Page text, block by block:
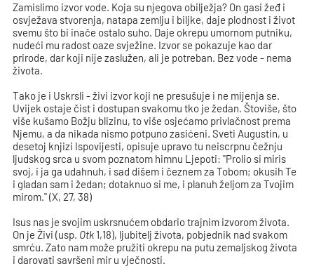
Zamislimo izvor vode. Koja su njegova obilježja? On gasi žeđ i
osvježava stvorenja, natapa zemlju i biljke, daje plodnost i život
svemu što bi inače ostalo suho. Daje okrepu umornom putniku,
nudeći mu radost oaze svježine. Izvor se pokazuje kao dar
prirode, dar koji nije zaslužen, ali je potreban. Bez vode - nema
života.
Tako je i Uskrsli - živi izvor koji ne presušuje i ne mijenja se.
Uvijek ostaje čist i dostupan svakomu tko je žedan. Štoviše, što
više kušamo Božju blizinu, to više osjećamo privlačnost prema
Njemu, a da nikada nismo potpuno zasićeni. Sveti Augustin, u
desetoj knjizi Ispovijesti, opisuje upravo tu neiscrpnu čežnju
ljudskog srca u svom poznatom himnu Ljepoti: "Prolio si miris
svoj, i ja ga udahnuh, i sad dišem i čeznem za Tobom; okusih Te
i gladan sam i žedan; dotaknuo si me, i planuh željom za Tvojim
mirom." (X, 27, 38)
Isus nas je svojim uskrsnućem obdario trajnim izvorom života.
On je Živi (usp. Otk 1,18), ljubitelj života, pobjednik nad svakom
smrću. Zato nam može pružiti okrepu na putu zemaljskog života
i darovati savršeni mir u vječnosti.